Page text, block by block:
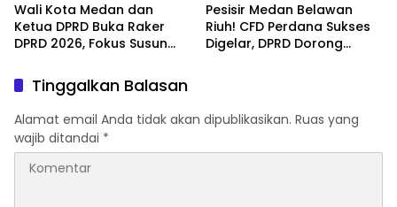
Wali Kota Medan dan
Ketua DPRD Buka Raker
DPRD 2026, Fokus Susun
Berbasis Digitalisasi dan
Inovasi
Pesisir Medan Belawan
Riuh! CFD Perdana Sukses
Digelar, DPRD Dorong
Tinggalkan Balasan
Alamat email Anda tidak akan dipublikasikan. Ruas yang
wajib ditandai *